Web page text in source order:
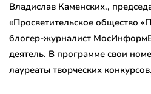
Владислав Каменских.,
«Просветительское общество
блогер-журналист
деятель. В программе свои
лауреаты творческих конкурсов.